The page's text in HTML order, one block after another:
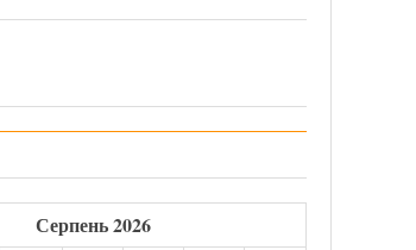
Серпень 2026